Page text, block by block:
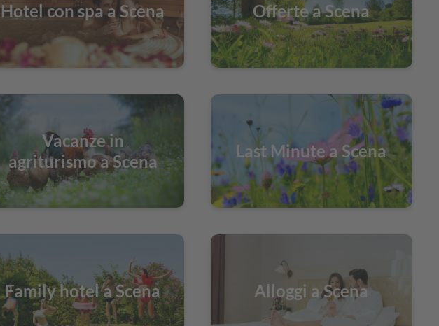
Hotel con spa a Scena Offerte a Scena
Vacanze in
agriturismo a Scena
Last Minute a Scena
Family hotel a Scena Alloggi a Scena